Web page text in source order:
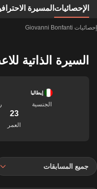
الإحصائيات المسيرة
إحصائيات Giovanni Bonfanti
السيرة الذاتية
إيطاليا
الجنسية
23
العمر
جميع المسابقات